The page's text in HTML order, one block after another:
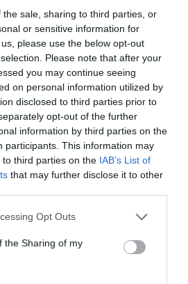
sale, sharing to third parties, or
or sensitive information for
please use the below opt-out
Please note that after your
you may continue seeing
on personal information utilized by
disclosed to third parties prior to
opt-out of the further
information by third parties on the
participants. This information may
third parties on the IAB’s List of
that may further disclose it to other
Opt Outs
the Sharing of my